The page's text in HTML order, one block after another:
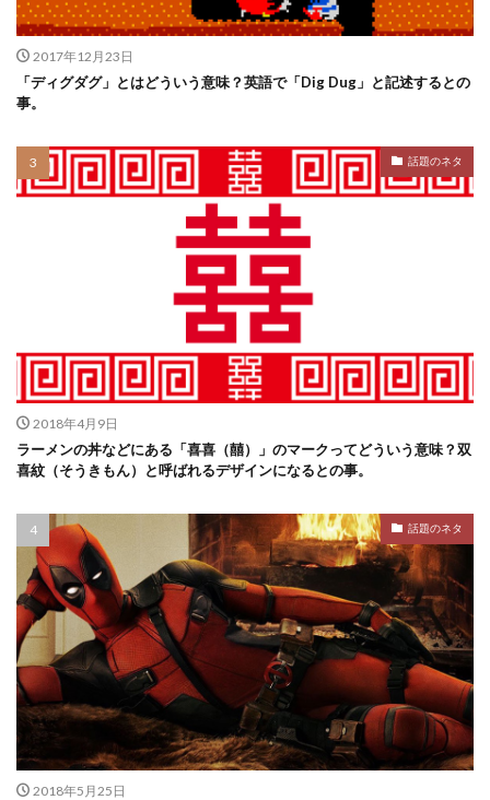
2017年12月23日
「ディグダグ」とはどういう意味？英語で「Dig Dug」と記述するとの
事。
話題のネタ
2018年4月9日
ラーメンの丼などにある「喜喜（囍）」のマークってどういう意味？双
喜紋（そうきもん）と呼ばれるデザインになるとの事。
話題のネタ
2018年5月25日